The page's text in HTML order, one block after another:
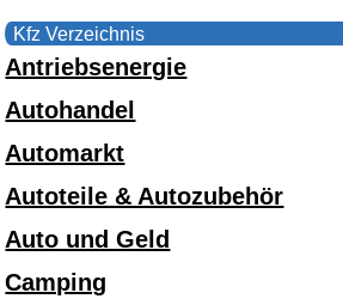
Kfz Verzeichnis
Antriebsenergie
Autohandel
Automarkt
Autoteile & Autozubehör
Auto und Geld
Camping